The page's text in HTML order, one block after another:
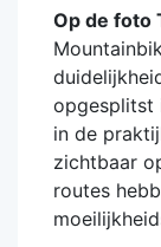
Op de foto
opgesplitst
in de
zichtbaar
routes